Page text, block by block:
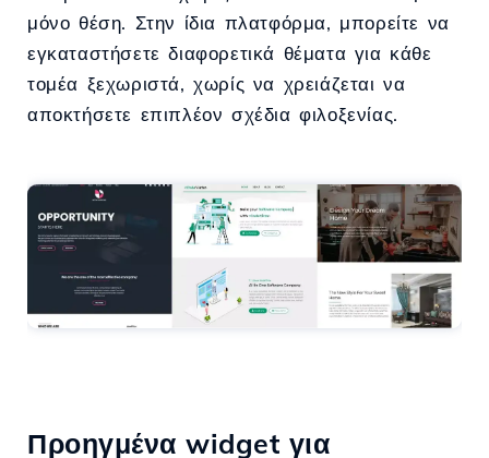
μόνο θέση. Στην ίδια πλατφόρμα, μπορείτε να
εγκαταστήσετε διαφορετικά θέματα για κάθε
τομέα ξεχωριστά, χωρίς να χρειάζεται να
αποκτήσετε επιπλέον σχέδια φιλοξενίας.
Προηγμένα widget για